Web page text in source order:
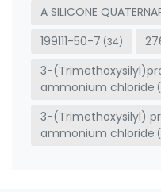
A SILICONE
199111-50-7 (34)
3-
ammonium chloride
3-(Trimethoxysilyl)
ammonium chloride